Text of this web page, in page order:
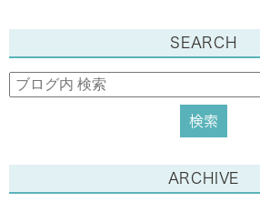
SEARCH
ARCHIVE